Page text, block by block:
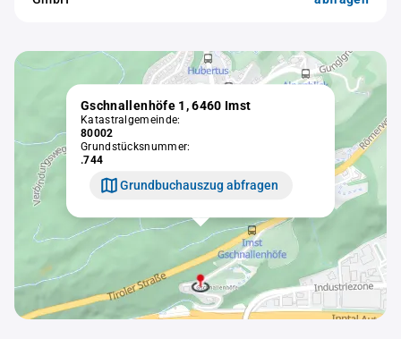
Gschnallenhöfe 1, 6460 Imst
Katastralgemeinde:
80002
Grundstücksnummer:
.744
Grundbuchauszug abfragen